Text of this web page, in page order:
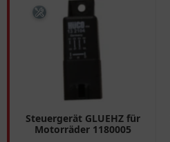
Steuergerät GLUEHZ für
Motorräder 1180005